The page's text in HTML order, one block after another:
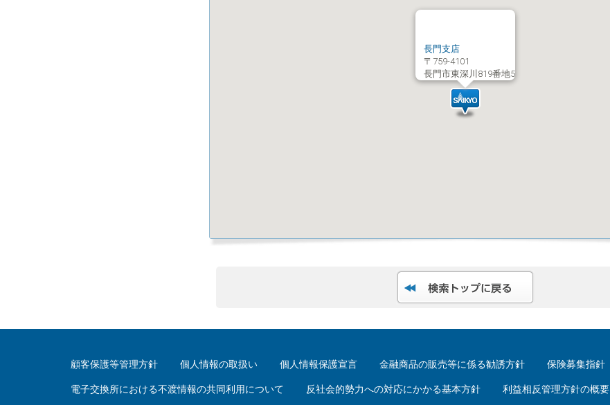
長門支店
〒759-4101
長門市東深川819番地5
顧客保護等管理方針 個人情報の取扱い 個人情報保護宣言 金融商品の販売等に係る勧誘方針 保険募集指針
電子交換所における不渡情報の共同利用について 反社会的勢力への対応にかかる基本方針 利益相反管理方針の概要